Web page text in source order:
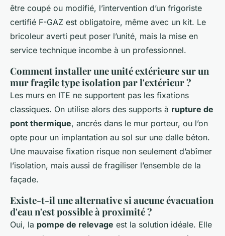
être coupé ou modifié, l’intervention d’un frigoriste
certifié F-GAZ est obligatoire, même avec un kit. Le
bricoleur averti peut poser l’unité, mais la mise en
service technique incombe à un professionnel.
Comment installer une unité extérieure sur un
mur fragile type isolation par l'extérieur ?
Les murs en ITE ne supportent pas les fixations
classiques. On utilise alors des supports à rupture de
pont thermique, ancrés dans le mur porteur, ou l’on
opte pour un implantation au sol sur une dalle béton.
Une mauvaise fixation risque non seulement d’abîmer
l’isolation, mais aussi de fragiliser l’ensemble de la
façade.
Existe-t-il une alternative si aucune évacuation
d'eau n'est possible à proximité ?
Oui, la pompe de relevage est la solution idéale. Elle